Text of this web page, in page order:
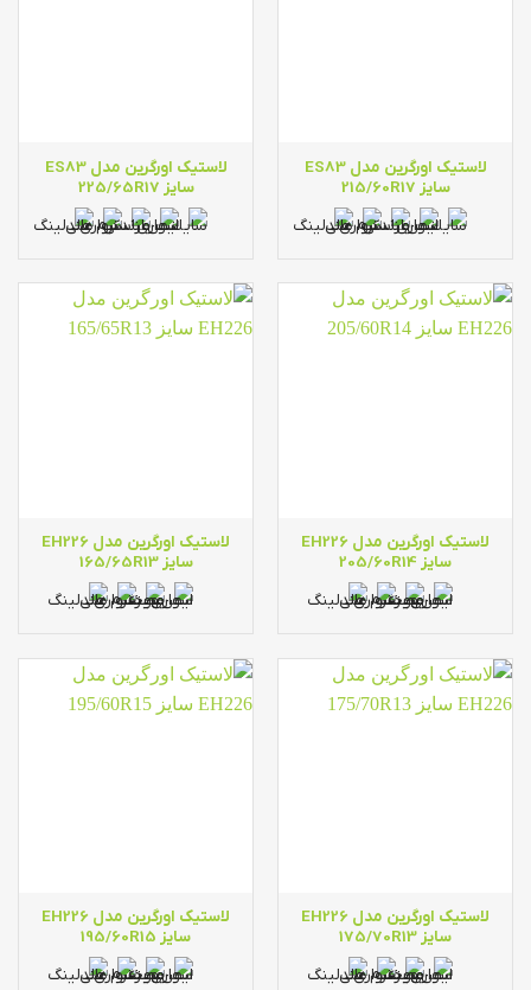
لاستیک اورگرین مدل ES83
سایز 215/60R17
لاستیک اورگرین مدل ES83
سایز 225/65R17
لاستیک اورگرین مدل EH226
سایز 205/60R14
لاستیک اورگرین مدل EH226
سایز 165/65R13
لاستیک اورگرین مدل EH226
سایز 175/70R13
لاستیک اورگرین مدل EH226
سایز 195/60R15